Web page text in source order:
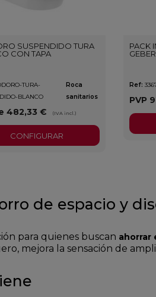
SUSPENDIDO TURA
CON TAPA
TURA-
BLANCO
Roca
sanitarios
482,33 € (IVA incl.)
CONFIGURAR
PACK
Ref:
PVP
de espacio y
para quienes buscan ahorrar
mejora la sensación de